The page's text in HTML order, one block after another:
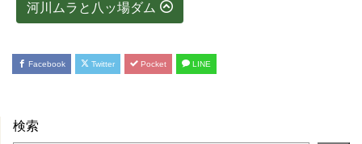
河川ムラと八ッ場ダム
Facebook Twitter Pocket LINE
検索